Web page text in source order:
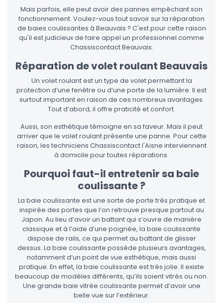
Mais parfois, elle peut avoir des pannes empêchant son
fonctionnement. Voulez-vous tout savoir sur la réparation
de baies coulissantes à Beauvais ? C'est pour cette raison
qu'il est judicieux de faire appel un professionnel comme
Chassiscontact Beauvais.
Réparation de volet roulant Beauvais
Un volet roulant est un type de volet permettant la
protection d’une fenêtre ou d’une porte de la lumière. Il est
surtout important en raison de ces nombreux avantages.
Tout d’abord, il offre praticité et confort.
Aussi, son esthétique témoigne en sa faveur. Mais il peut
arriver que le volet roulant présente une panne. Pour cette
raison, les techniciens Chassiscontact l'Aisne interviennent
à domicile pour toutes réparations.
Pourquoi faut-il entretenir sa baie
coulissante ?
La baie coulissante est une sorte de porte très pratique et
inspirée des portes que l’on retrouve presque partout au
Japon. Au lieu d’avoir un battant qui s’ouvre de manière
classique et à l’aide d’une poignée, la baie coulissante
dispose de rails, ce qui permet au battant de glisser
dessus. La baie coulissante possède plusieurs avantages,
notamment d’un point de vue esthétique, mais aussi
pratique. En effet, la baie coulissante est très jolie. Il existe
beaucoup de modèles différents, qu’ils soient vitrés ou non.
Une grande baie vitrée coulissante permet d’avoir une
belle vue sur l’extérieur.